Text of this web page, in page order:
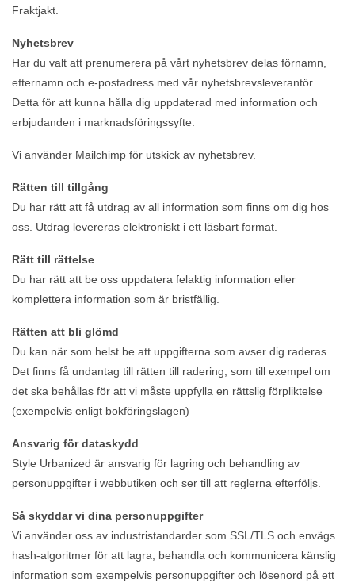
Fraktjakt.
Nyhetsbrev
Har du valt att prenumerera på vårt nyhetsbrev delas förnamn,
efternamn och e-postadress med vår nyhetsbrevsleverantör.
Detta för att kunna hålla dig uppdaterad med information och
erbjudanden i marknadsföringssyfte.
Vi använder Mailchimp för utskick av nyhetsbrev.
Rätten till tillgång
Du har rätt att få utdrag av all information som finns om dig hos
oss. Utdrag levereras elektroniskt i ett läsbart format.
Rätt till rättelse
Du har rätt att be oss uppdatera felaktig information eller
komplettera information som är bristfällig.
Rätten att bli glömd
Du kan när som helst be att uppgifterna som avser dig raderas.
Det finns få undantag till rätten till radering, som till exempel om
det ska behållas för att vi måste uppfylla en rättslig förpliktelse
(exempelvis enligt bokföringslagen)
Ansvarig för dataskydd
Style Urbanized är ansvarig för lagring och behandling av
personuppgifter i webbutiken och ser till att reglerna efterföljs.
Så skyddar vi dina personuppgifter
Vi använder oss av industristandarder som SSL/TLS och envägs
hash-algoritmer för att lagra, behandla och kommunicera känslig
information som exempelvis personuppgifter och lösenord på ett